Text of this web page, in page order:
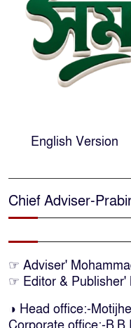
English Version
Chief Adviser-
☞ Adviser'
☞ Editor & Publisher'
◑ Head office:-